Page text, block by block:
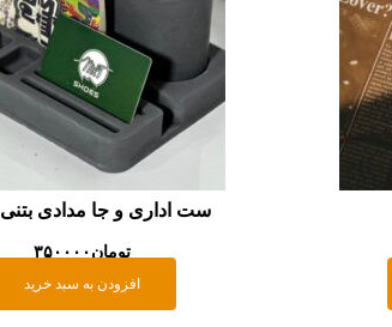
ست اداری و جا مدادی بتنی 2 تکه
تومان۳۵۰۰۰۰
افزودن به سبد خرید